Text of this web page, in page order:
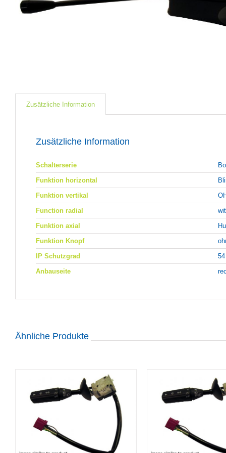
Zusätzliche Information
Zusätzliche Information
Schalterserie
Funktion horizontal
Funktion vertikal
Function radial
Funktion axial
Funktion Knopf
IP Schutzgrad
54
Anbauseite
Ähnliche Produkte